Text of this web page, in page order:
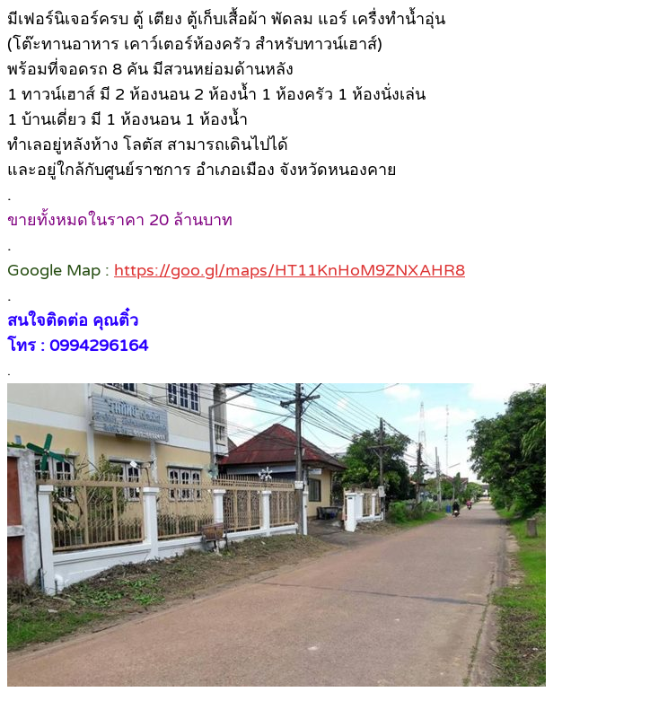
มีเฟอร์นิเจอร์ครบ ตู้ เตียง ตู้เก็บเสื้อผ้า พัดลม แอร์ เครื่งทำน้ำอุ่น
(โต๊ะทานอาหาร เคาว์เตอร์ห้องครัว สำหรับทาวน์เฮาส์)
พร้อมที่จอดรถ 8 คัน มีสวนหย่อมด้านหลัง
1 ทาวน์เฮาส์ มี 2 ห้องนอน 2 ห้องน้ำ 1 ห้องครัว 1 ห้องนั่งเล่น
1 บ้านเดี่ยว มี 1 ห้องนอน 1 ห้องน้ำ
ทำเลอยู่หลังห้าง โลตัส สามารถเดินไปได้
และอยู่ใกล้กับศูนย์ราชการ อำเภอเมือง จังหวัดหนองคาย
.
ขายทั้งหมดในราคา 20 ล้านบาท
.
Google Map : https://goo.gl/maps/HT11KnHoM9ZNXAHR8
.
สนใจติดต่อ คุณติ๋ว
โทร : 0994296164
.